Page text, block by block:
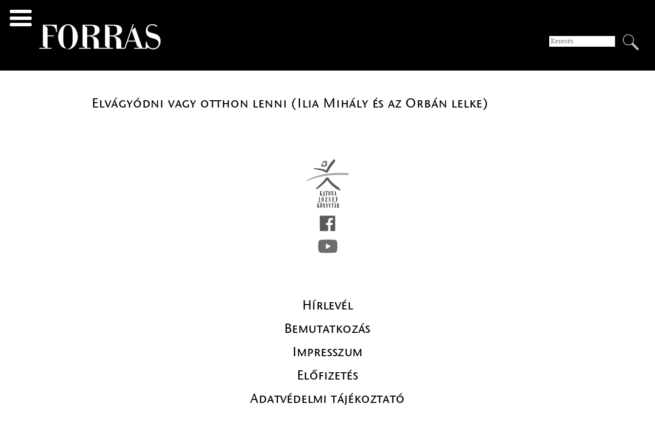
Elvágyódni vagy otthon lenni (Ilia Mihály és az Orbán lelke)
Hírlevél
Bemutatkozás
Impresszum
Előfizetés
Adatvédelmi tájékoztató